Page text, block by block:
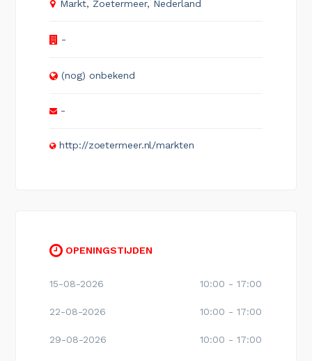
Markt, Zoetermeer, Nederland
-
(nog) onbekend
-
http://zoetermeer.nl/markten
OPENINGSTIJDEN
15-08-2026 10:00 - 17:00
22-08-2026 10:00 - 17:00
29-08-2026 10:00 - 17:00